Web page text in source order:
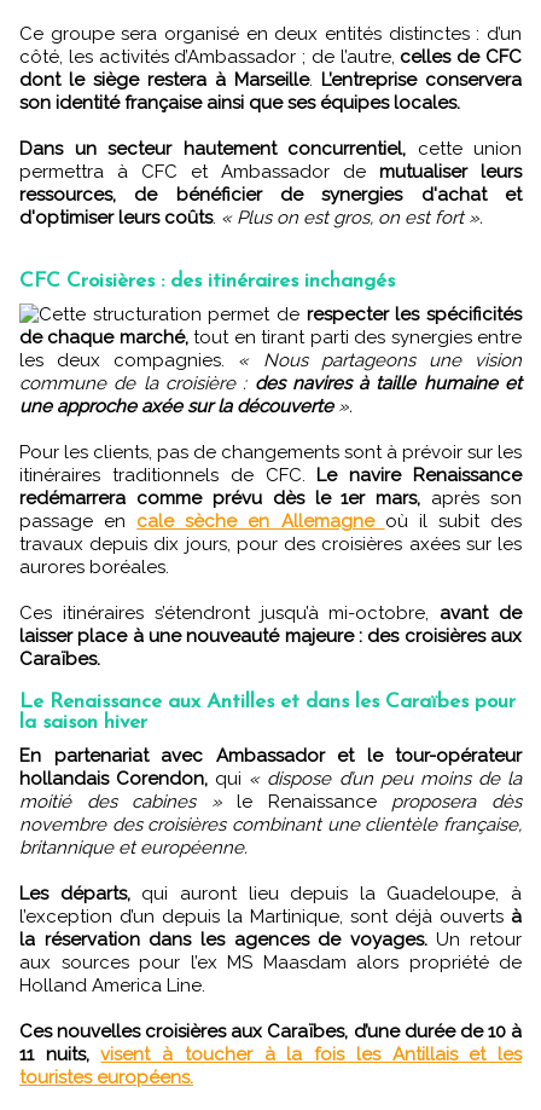
Ce groupe sera organisé en deux entités distinctes : d’un
côté, les activités d’Ambassador ; de l’autre, celles de CFC
dont le siège restera à Marseille. L’entreprise conservera
son identité française ainsi que ses équipes locales.
Dans un secteur hautement concurrentiel, cette union
permettra à CFC et Ambassador de mutualiser leurs
ressources, de bénéficier de synergies d'achat et
d'optimiser leurs coûts. « Plus on est gros, on est fort ».
CFC Croisières : des itinéraires inchangés
Cette structuration permet de respecter les spécificités
de chaque marché,tout en tirant parti des synergies entre
les deux compagnies. « Nous partageons une vision
commune de la croisière : des navires à taille humaine et
une approche axée sur la découverte».
Pour les clients, pas de changements sont à prévoir sur les
itinéraires traditionnels de CFC. Le navire Renaissance
redémarrera comme prévu dès le 1er mars, après son
passage en cale sèche en Allemagne où il subit des
travaux depuis dix jours, pour des croisières axées sur les
aurores boréales.
Ces itinéraires s’étendront jusqu’à mi-octobre, avant de
laisser place à une nouveauté majeure : des croisières aux
Caraïbes.
Le Renaissance aux Antilles et dans les Caraïbes pour
la saison hiver
En partenariat avec Ambassador et le tour-opérateur
hollandais Corendon, qui « dispose d’un peu moins de la
moitié des cabines »le Renaissance proposera dès
novembre des croisières combinant une clientèle française,
britannique et européenne.
Les départs,qui auront lieu depuis la Guadeloupe, à
l’exception d’un depuis la Martinique, sont déjà ouverts à
la réservation dans les agences de voyages.Un retour
aux sources pour l’ex MS Maasdam alors propriété de
Holland America Line.
Ces nouvelles croisières aux Caraïbes, d’une durée de 10 à
11 nuits, visent à toucher à la fois les Antillais et les
touristes européens.